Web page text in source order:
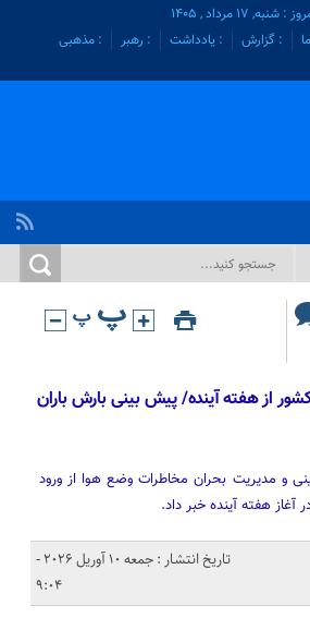
: شنبه, ۱۷ مرداد , ۱۴۰۵
: گزارش : یادداشت : رهبر
: مذهبی
از هفته آینده/ پیش بینی بارش باران
و مدیریت بحران مخاطرات وضع هوا از ورود
آغاز هفته آینده خبر داد.
تاریخ انتشار : جمعه 10 آوریل 2026 -
9:04